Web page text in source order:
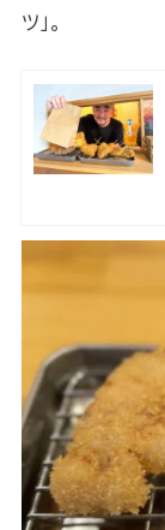
ツ」。